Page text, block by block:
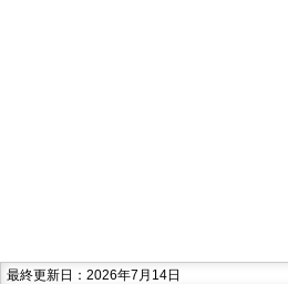
最終更新日：2026年7月14日